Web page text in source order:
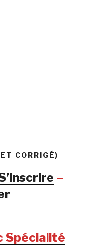
CORRIGÉ)
–
Spécialité